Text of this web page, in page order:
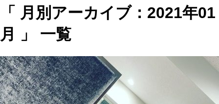
「 月別アーカイブ：2021年01
月 」 一覧